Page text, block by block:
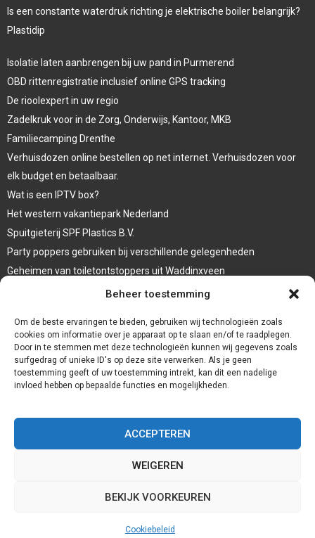
Beheer toestemming
Om de beste ervaringen te bieden, gebruiken wij technologieën zoals
cookies om informatie over je apparaat op te slaan en/of te raadplegen.
Door in te stemmen met deze technologieën kunnen wij gegevens zoals
surfgedrag of unieke ID's op deze site verwerken. Als je geen
toestemming geeft of uw toestemming intrekt, kan dit een nadelige
invloed hebben op bepaalde functies en mogelijkheden.
ACCEPTEREN
WEIGEREN
BEKIJK VOORKEUREN
Cookiebeleid
Is een constante waterdruk richting je elektrische boiler belangrijk?
Plastidip
Isolatie laten aanbrengen bij uw pand in Purmerend
OBD rittenregistratie inclusief online GPS tracking
De rioolexpert in uw regio
Zadelkruk voor in de Zorg, Onderwijs, Kantoor, MKB
Familiecamping Drenthe
Verhuisdozen online bestellen op net internet. Verhuisdozen voor
elk budget en betaalbaar.
Wat is een IPTV box?
Het western vakantiepark Nederland
Spuitgieterij SPF Plastics B.V.
Party poppers gebruiken bij verschillende gelegenheden
Geheimen van toiletontstoppers uit Waddinxveen
Vormen van terrasaankleding